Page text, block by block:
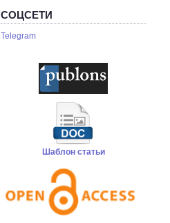
СОЦСЕТИ
Telegram
Шаблон статьи